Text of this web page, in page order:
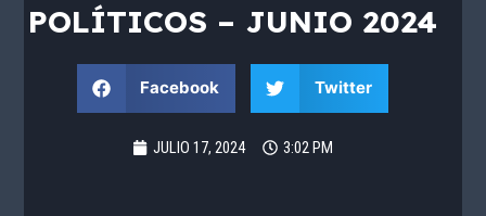
POLÍTICOS – JUNIO 2024
Facebook Twitter
JULIO 17, 2024 3:02 PM